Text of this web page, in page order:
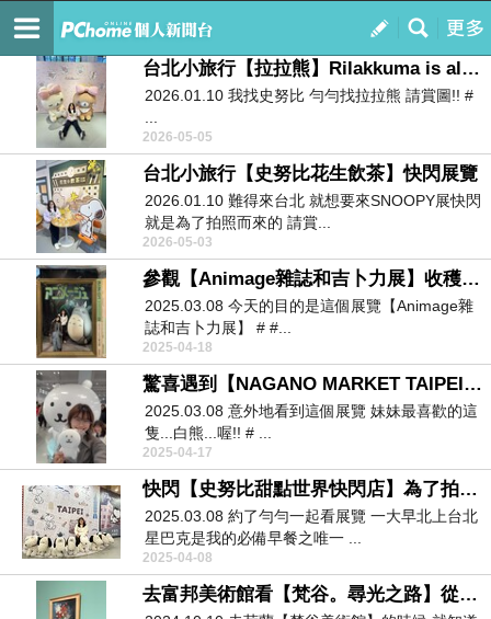
我的
訂閱
~YS的隨拍手札~
台北小旅行【拉拉熊】Rilakkuma is always by your side 2025 in Taipei
2026.01.10 我找史努比 勻勻找拉拉熊 請賞圖!! #
2026-05-05
台北小旅行【史努比花生飲茶】快閃展覽
2026.01.10 難得來台北 就想要來SNOOPY展快閃
就是為了拍照而來的 請賞...
2026-05-03
參觀【Animage雜誌和吉卜力展】收穫滿滿!!
2025.03.08 今天的目的是這個展覽【Animage雜
誌和吉卜力展】 # #...
2025-04-18
驚喜遇到【NAGANO MARKET TAIPEI】好開心!!
2025.03.08 意外地看到這個展覽 妹妹最喜歡的這
隻...白熊...喔!! # ...
2025-04-17
快閃【史努比甜點世界快閃店】為了拍照來的
2025.03.08 約了勻勻一起看展覽 一大早北上台北
星巴克是我的必備早餐之唯一 ...
2025-04-08
去富邦美術館看【梵谷。尋光之路】從荷蘭追到台北